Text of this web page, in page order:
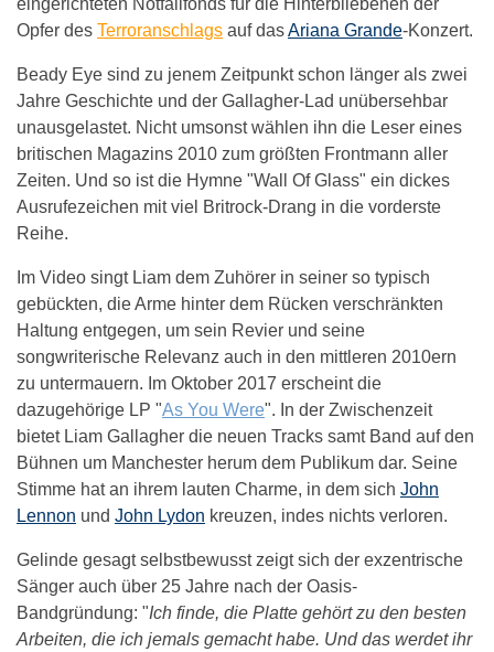
eingerichteten Notfallfonds für die Hinterbliebenen der
Opfer des Terroranschlags auf dasAriana Grande-Konzert.
Beady Eye sind zu jenem Zeitpunkt schon länger als zwei
Jahre Geschichte und der Gallagher-Lad unübersehbar
unausgelastet. Nicht umsonst wählen ihn die Leser eines
britischen Magazins 2010 zum größten Frontmann aller
Zeiten. Und so ist die Hymne "Wall Of Glass" ein dickes
Ausrufezeichen mit viel Britrock-Drang in die vorderste
Reihe.
Im Video singt Liam dem Zuhörer in seiner so typisch
gebückten, die Arme hinter dem Rücken verschränkten
Haltung entgegen, um sein Revier und seine
songwriterische Relevanz auch in den mittleren 2010ern
zu untermauern. Im Oktober 2017 erscheint die
dazugehörige LP "As You Were". In der Zwischenzeit
bietet Liam Gallagher die neuen Tracks samt Band auf den
Bühnen um Manchester herum dem Publikum dar. Seine
Stimme hat an ihrem lauten Charme, in dem sich John
Lennon und John Lydon kreuzen, indes nichts verloren.
Gelinde gesagt selbstbewusst zeigt sich der exzentrische
Sänger auch über 25 Jahre nach der Oasis-
Bandgründung: "Ich finde, die Platte gehört zu den besten
Arbeiten, die ich jemals gemacht habe. Und das werdet ihr